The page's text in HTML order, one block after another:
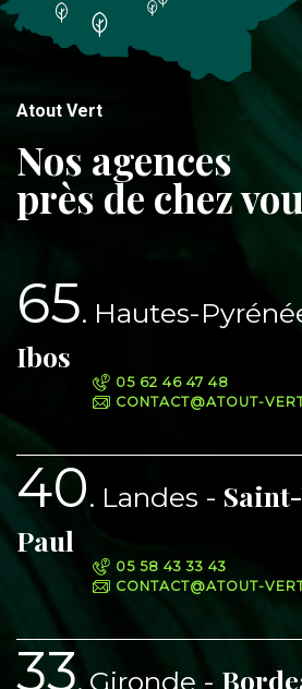
Atout Vert
Nos agences
près de chez
65 Hautes-
Ibos
05 62 46 47 48
CONTACT@ATOUT-
40 Landes
Paul
05 58 43 33 43
CONTACT@ATOUT-
33 Gironde